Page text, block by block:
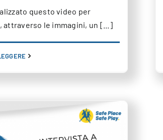
questo video per
attraverso le immagini, un [...]